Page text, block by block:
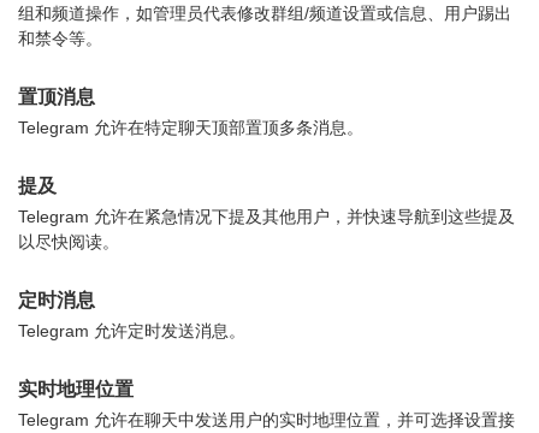
组和频道操作，如管理员代表修改群组/频道设置或信息、用户踢出
和禁令等。
置顶消息
Telegram 允许在特定聊天顶部置顶多条消息。
提及
Telegram 允许在紧急情况下提及其他用户，并快速导航到这些提及
以尽快阅读。
定时消息
Telegram 允许定时发送消息。
实时地理位置
Telegram 允许在聊天中发送用户的实时地理位置，并可选择设置接